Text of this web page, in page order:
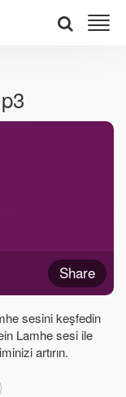
Share
sesini keşfedin
Lamhe sesi ile
artırın.